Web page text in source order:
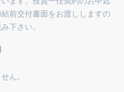
前交付書面をお渡ししますの
下さい。
ん。